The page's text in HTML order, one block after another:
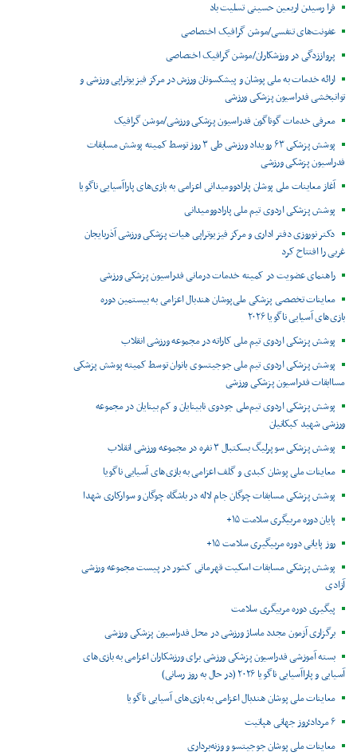
فرا رسیدن اربعین حسینی تسلیت باد
عفونت‌های تنفسی/موشن گرافیک اختصاصی
پرواززدگی در ورزشکاران/موشن گرافیک اختصاصی
ارائه خدمات به ملی پوشان و پیشکسوتان ورزش در مرکز فیزیوتراپی ورزشی و
توانبخشی فدراسیون پزشکی ورزشی
معرفی خدمات گوناگون فدراسیون پزشکی ورزشی/موشن گرافیک
پوشش پزشکی ۶۳ رویداد ورزشی طی ۳ روز توسط کمیته پوشش مسابقات
فدراسیون پزشکی ورزشی
آغاز معاینات ملی پوشان پارادوومیدانی اعزامی به بازی‌های پاراآسیایی ناگویا
پوشش پزشکی اردوی تیم ملی پارادوومیدانی
دکتر نوروزی دفتر اداری و مرکز فیزیوتراپی هیات پزشکی ورزشی آذربایجان
غربی را افتتاح کرد
راهنمای عضویت در کمیته خدمات درمانی فدراسیون پزشکی ورزشی
معاینات تخصصی پزشکی ملی‌پوشان هندبال اعزامی به بیستمین دوره
بازی‌های آسیایی ناگویا ۲۰۲۶
پوشش پزشکی اردوی تیم ملی کاراته در مجموعه ورزشی انقلاب
پوشش پزشکی اردوی تیم ملی جوجیتسوی بانوان توسط کمیته پوشش پزشکی
مساابقات فدراسیون پزشکی ورزشی
پوشش پزشکی اردوی تیم‌ملی جودوی نابینایان و کم بینایان در مجموعه
ورزشی شهید کبکانیان
پوشش پزشکی سوپرلیگ بسکتبال ۳ نفره در مجموعه ورزشی انقلاب
معاینات ملی پوشان کبدی و گلف اعزامی به بازی‌های آسیایی ناگویا
پوشش پزشکی مسابقات چوگان جام لاله در باشگاه چوگان و سوارکاری شهدا
پایان دوره مربیگری سلامت ۱۵+
روز پایانی دوره مربیگیری سلامت ۱۵+
پوشش پزشکی مسابقات اسکیت قهرمانی کشور در پیست مجموعه ورزشی
آزادی
پیگیری دوره مربیگری سلامت
برگزاری آزمون مجدد ماساژ ورزشی در محل فدراسیون پزشکی ورزشی
بسته آموزشی فدراسیون پزشکی ورزشی برای ورزشکاران اعزامی به بازی‌های
آسیایی و پاراآسیایی ناگویا ۲۰۲۶ (در حال به روز رسانی)
معاینات ملی پوشان هندبال اعزامی به بازی‌های آسیایی ناگویا
۶ مرداد؛روز جهانی هپاتیت
معاینات ملی پوشان جوجیتسو و وزنه‌برداری